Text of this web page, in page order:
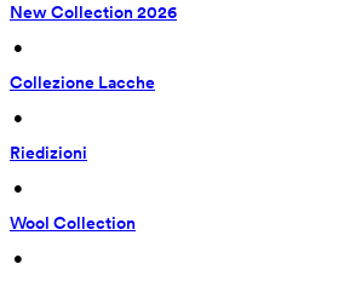
New Collection 2026
•
Collezione Lacche
•
Riedizioni
•
Wool Collection
•